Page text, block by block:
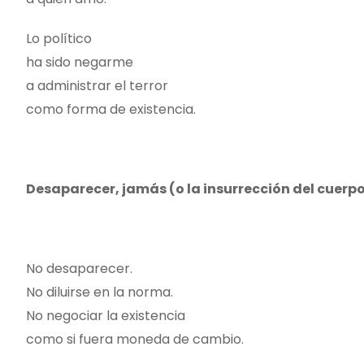
Lo político
ha sido negarme
a administrar el terror
como forma de existencia.
Desaparecer, jamás (o la insurrección del
No desaparecer.
No diluirse en la norma.
No negociar la existencia
como si fuera moneda de cambio.